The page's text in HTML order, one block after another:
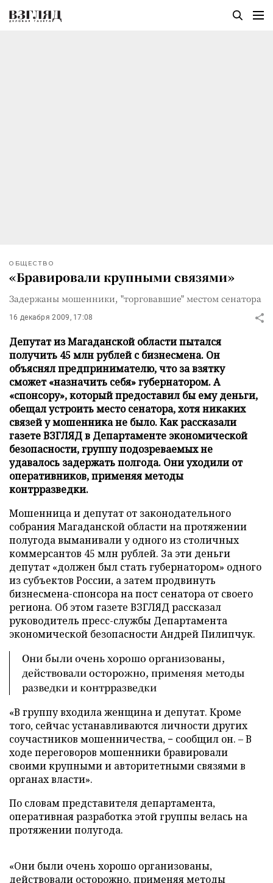
ОБЩЕСТВО
«Бравировали крупными связями»
Задержаны мошенники, "торговавшие" местом сенатора
16 декабря 2009, 17:08
Депутат из Магаданской области пытался
получить 45 млн рублей с бизнесмена. Он
объяснял предпринимателю, что за взятку
сможет «назначить себя» губернатором. А
«спонсору», который предоставил бы ему деньги,
обещал устроить место сенатора, хотя никаких
связей у мошенника не было. Как рассказали
газете ВЗГЛЯД в Департаменте экономической
безопасности, группу подозреваемых не
удавалось задержать полгода. Они уходили от
оперативников, применяя методы
контрразведки.
Мошенница и депутат от законодательного
собрания Магаданской области на протяжении
полугода выманивали у одного из столичных
коммерсантов 45 млн рублей. За эти деньги
депутат «должен был стать губернатором» одного
из субъектов России, а затем продвинуть
бизнесмена-спонсора на пост сенатора от своего
региона. Об этом газете ВЗГЛЯД рассказал
руководитель пресс-службы Департамента
экономической безопасности Андрей Пилипчук.
Они были очень хорошо организованы,
действовали осторожно, применяя методы
разведки и контрразведки
«В группу входила женщина и депутат. Кроме
того, сейчас устанавливаются личности других
соучастников мошенничества, − сообщил он. – В
ходе переговоров мошенники бравировали
своими крупными и авторитетными связями в
органах власти».
По словам представителя департамента,
оперативная разработка этой группы велась на
протяжении полугода.
«Они были очень хорошо организованы,
действовали осторожно, применяя методы